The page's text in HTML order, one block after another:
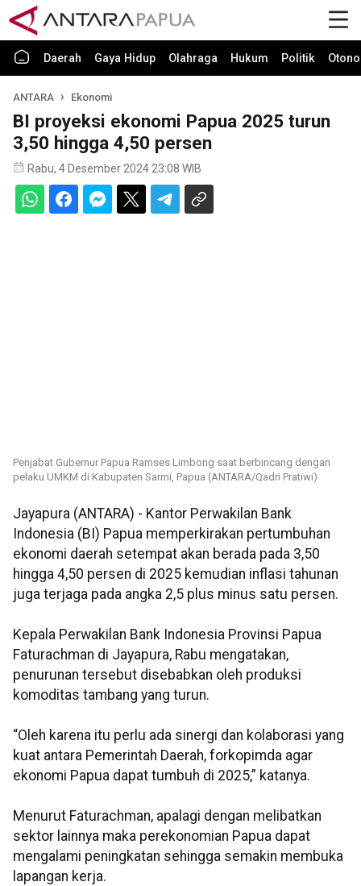
Daerah Gaya Hidup Olahraga Hukum Politik
ANTARA Ekonomi
BI proyeksi ekonomi Papua 2025 turun
3,50 hingga 4,50 persen
Rabu, 4 Desember 2024 23:08 WIB
Penjabat Gubernur Papua Ramses Limbong saat berbincang dengan
pelaku UMKM di Kabupaten Sarmi, Papua (ANTARA/Qadri Pratiwi)
Jayapura (ANTARA) - Kantor Perwakilan Bank
Indonesia (BI) Papua memperkirakan pertumbuhan
ekonomi daerah setempat akan berada pada 3,50
hingga 4,50 persen di 2025 kemudian inflasi tahunan
juga terjaga pada angka 2,5 plus minus satu persen.
Kepala Perwakilan Bank Indonesia Provinsi Papua
Faturachman di Jayapura, Rabu mengatakan,
penurunan tersebut disebabkan oleh produksi
komoditas tambang yang turun.
“Oleh karena itu perlu ada sinergi dan kolaborasi yang
kuat antara Pemerintah Daerah, forkopimda agar
ekonomi Papua dapat tumbuh di 2025,” katanya.
Menurut Faturachman, apalagi dengan melibatkan
sektor lainnya maka perekonomian Papua dapat
mengalami peningkatan sehingga semakin membuka
lapangan kerja.